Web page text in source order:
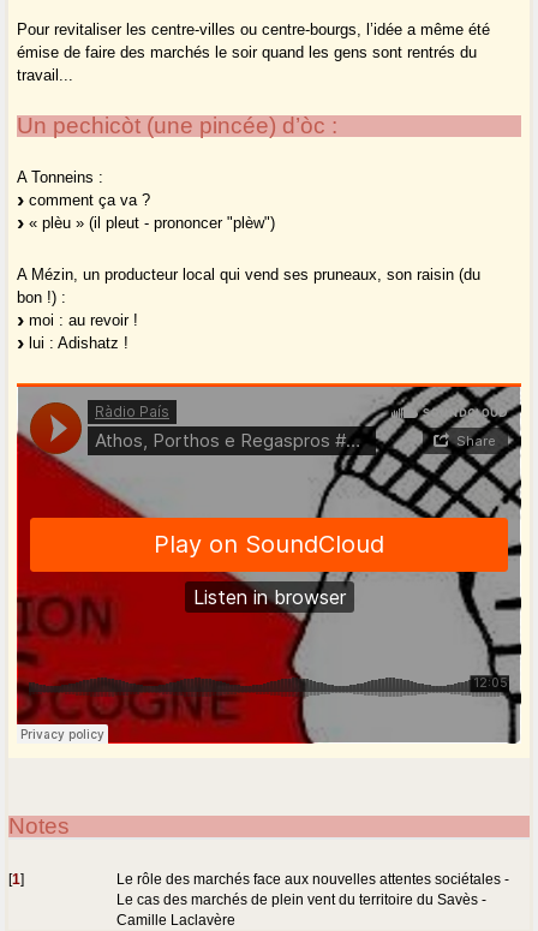
Pour revitaliser les centre-villes ou centre-bourgs, l’idée a même été
émise de faire des marchés le soir quand les gens sont rentrés du
travail...
Un pechicòt (une pincée) d’òc :
A Tonneins :
comment ça va ?
« plèu » (il pleut - prononcer "plèw")
A Mézin, un producteur local qui vend ses pruneaux, son raisin (du
bon !) :
moi : au revoir !
lui : Adishatz !
Notes
[1]
Le rôle des marchés face aux nouvelles attentes sociétales -
Le cas des marchés de plein vent du territoire du Savès -
Camille Laclavère